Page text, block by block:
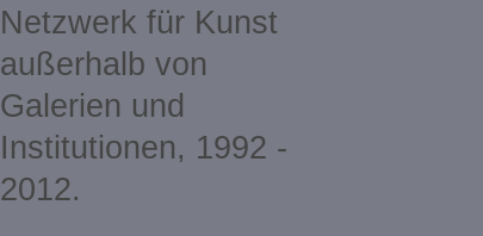
Netzwerk für Kunst
außerhalb von
Galerien und
Institutionen, 1992 -
2012.